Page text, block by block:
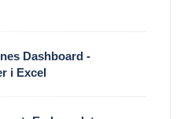
Dashboard -
i Excel